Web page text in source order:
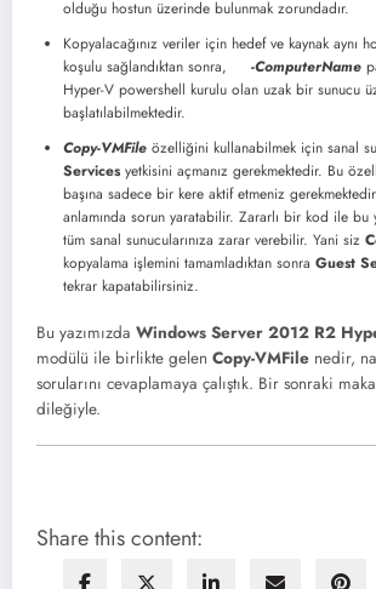
olduğu hostun üzerinde bulunmak zorundadır.
Kopyalacağınız veriler için hedef ve kaynak aynı
koşulu sağlandıktan sonra, -ComputerName
Hyper-V powershell kurulu olan uzak bir sunucu
başlatılabilmektedir.
Copy-VMFile özelliğini kullanabilmek için sanal
Servicesyetkisini açmanız gerekmektedir. Bu
başına sadece bir kere aktif etmeniz
anlamında sorun yaratabilir. Zararlı bir kod ile bu
tüm sanal sunucularınıza zarar verebilir. Yani siz
kopyalama işlemini tamamladıktan sonra Guest
tekrar kapatabilirsiniz.
Bu yazımızda Windows Server 2012 R2
modülü ile birlikte gelen Copy-VMFile nedir,
sorularını cevaplamaya çalıştık. Bir sonraki
dileğiyle.
Share this content: